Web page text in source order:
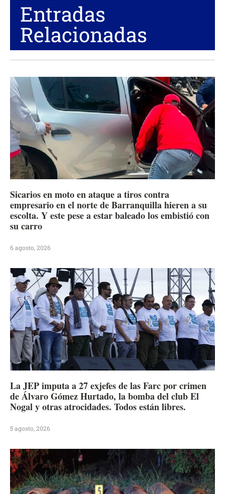
Entradas
Relacionadas
Sicarios en moto en ataque a tiros contra
empresario en el norte de Barranquilla hieren a su
escolta. Y este pese a estar baleado los embistió con
su carro
6 agosto, 2026
La JEP imputa a 27 exjefes de las Farc por crimen
de Álvaro Gómez Hurtado, la bomba del club El
Nogal y otras atrocidades. Todos están libres.
5 agosto, 2026